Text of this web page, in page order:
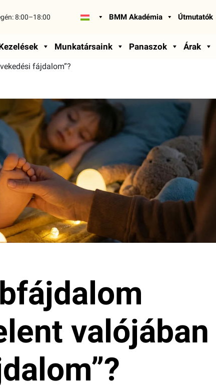
8:00–18:00 BMM Akadémia Útmutatók
Munkatársaink Panaszok Árak
fájdalom”?
valójában